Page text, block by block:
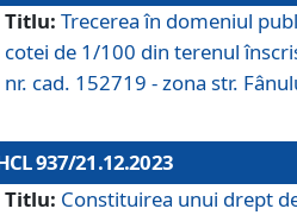
Titlu: Trecerea în domeniul
cotei de 1/100 din terenul
nr. cad. 152719 - zona str.
937/21.12.2023
Titlu: Constituirea unui drept